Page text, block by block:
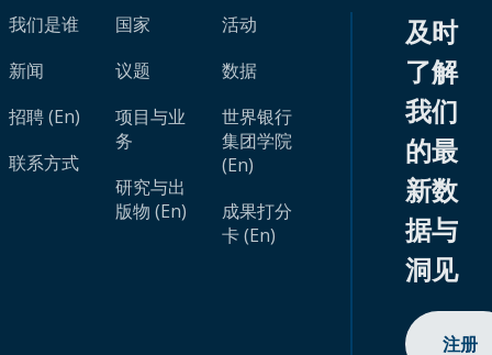
我们是谁
新闻
招聘 (En)
联系方式
国家
议题
项目与业
务
研究与出
版物 (En)
活动
数据
世界银行
集团学院
(En)
成果打分
卡 (En)
及时
了解
我们
的最
新数
据与
洞见
注册